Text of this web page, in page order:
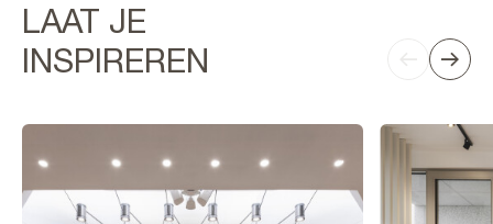
LAAT JE
INSPIREREN